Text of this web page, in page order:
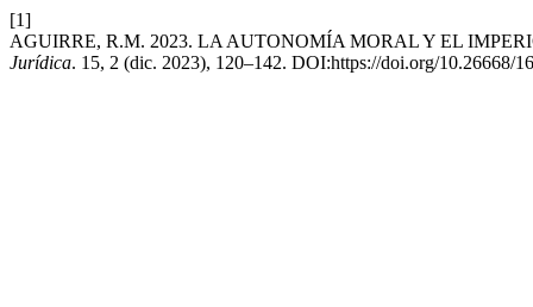
[1]
AGUIRRE, R.M. 2023. LA AUTONOMÍA MORAL Y EL
Jurídica. 15, 2 (dic. 2023), 120–142. DOI:https://doi.org/10.26668/